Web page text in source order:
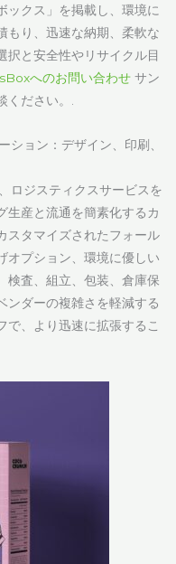
ックス」を掲載し、環境に
もり、迅速な納期、柔軟な
択と安全性やリサイクル目
へのお問い合わせ サン
ださい。.
ョン：デザイン、印刷、
ロジスティクスサービスを
生産と流通を簡素化するカ
スタマイズされたフォール
オプション、環境に優しい
検査、組立、包装、倉庫保
ンダーの複雑さを軽減する
で、より迅速に拡張するこ